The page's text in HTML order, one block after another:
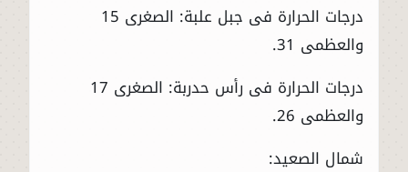
درجات الحرارة فى جبل علبة: الصغرى 15
والعظمى 31.
درجات الحرارة فى رأس حدربة: الصغرى 17
والعظمى 26.
شمال الصعيد: